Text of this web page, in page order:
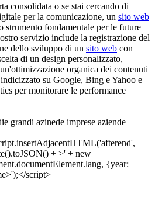
consolidata o se stai cercando di
per la comunicazione, un sito web
strumento fondamentale per le future
servizio include la registrazione del
dello sviluppo di un sito web con
di un design personalizzato,
organica dei contenuti
su Google, Bing e Yahoo e
per monitorare le performance